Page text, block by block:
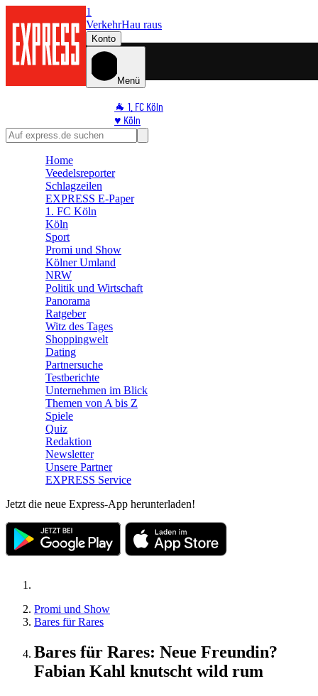
1
VerkehrHau raus
Konto
Menü
🐐 1. FC Köln
♥️ Köln
⭐ Promi
🛒 Shoppingwelt
Home
Veedelsreporter
Schlagzeilen
EXPRESS E-Paper
1. FC Köln
Köln
Sport
Promi und Show
Kölner Umland
NRW
Politik und Wirtschaft
Panorama
Ratgeber
Witz des Tages
Shoppingwelt
Dating
Partnersuche
Testberichte
Unternehmen im Blick
Themen von A bis Z
Spiele
Quiz
Redaktion
Newsletter
Unsere Partner
EXPRESS Service
Jetzt die neue Express-App herunterladen!
Promi und Show
Bares für Rares
Bares für Rares: Neue Freundin?
Fabian Kahl knutscht wild rum